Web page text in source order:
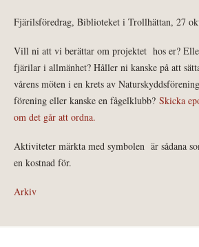
Fjärilsföredrag, Biblioteket i Trollhättan, 27
Vill ni att vi berättar om projektet hos er?
fjärilar i allmänhet? Håller ni kanske på att
vårens möten i en krets av
förening eller kanske en fågelklubb? Skicka
om det går att ordna.
Aktiviteter märkta med symbolen är sådana
en kostnad för.
Arkiv